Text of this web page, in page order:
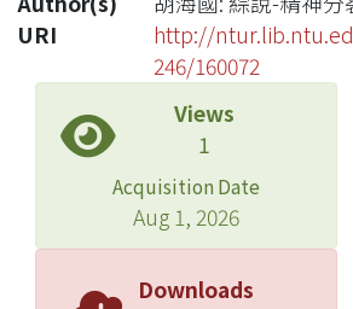
URI
http://
246/160072
Views
1
Acquisition Date
Aug 1, 2026
Downloads